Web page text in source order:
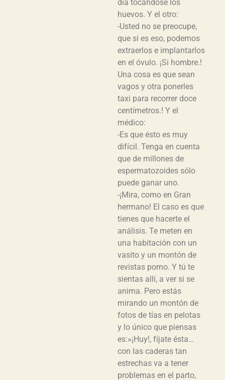
día tocándose los
huevos. Y el otro:
-Usted no se preocupe,
que si es eso, podemos
extraerlos e implantarlos
en el óvulo. ¡Si hombre.!
Una cosa es que sean
vagos y otra ponerles
taxi para recorrer doce
centímetros.! Y el
médico:
-Es que ésto es muy
difícil. Tenga en cuenta
que de millones de
espermatozoides sólo
puede ganar uno.
-¡Mira, como en Gran
hermano! El caso es que
tienes que hacerte el
análisis. Te meten en
una habitación con un
vasito y un montón de
revistas porno. Y tú te
sientas allí, a ver si se
anima. Pero estás
mirando un montón de
fotos de tías en pelotas
y lo único que piensas
es:»¡Huy!, fíjate ésta…
con las caderas tan
estrechas va a tener
problemas en el parto,